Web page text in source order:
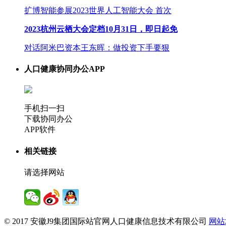
扩博智能参展2023世界人工智能大会 首次
2023杭州云栖大会定档10月31日，即日起免
对话阿米巴资本王东晖：做投资下手要狠
人口健康协同办公APP
手机扫一扫
下载协同办公
APP软件
相关链接
请选择网站
© 2017 安徽J9集团国际站官网人口健康信息技术有限公司 网